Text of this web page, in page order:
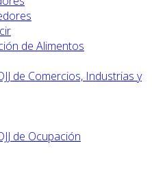
de Alimentos
de Comercios, Industrias y
de Ocupación